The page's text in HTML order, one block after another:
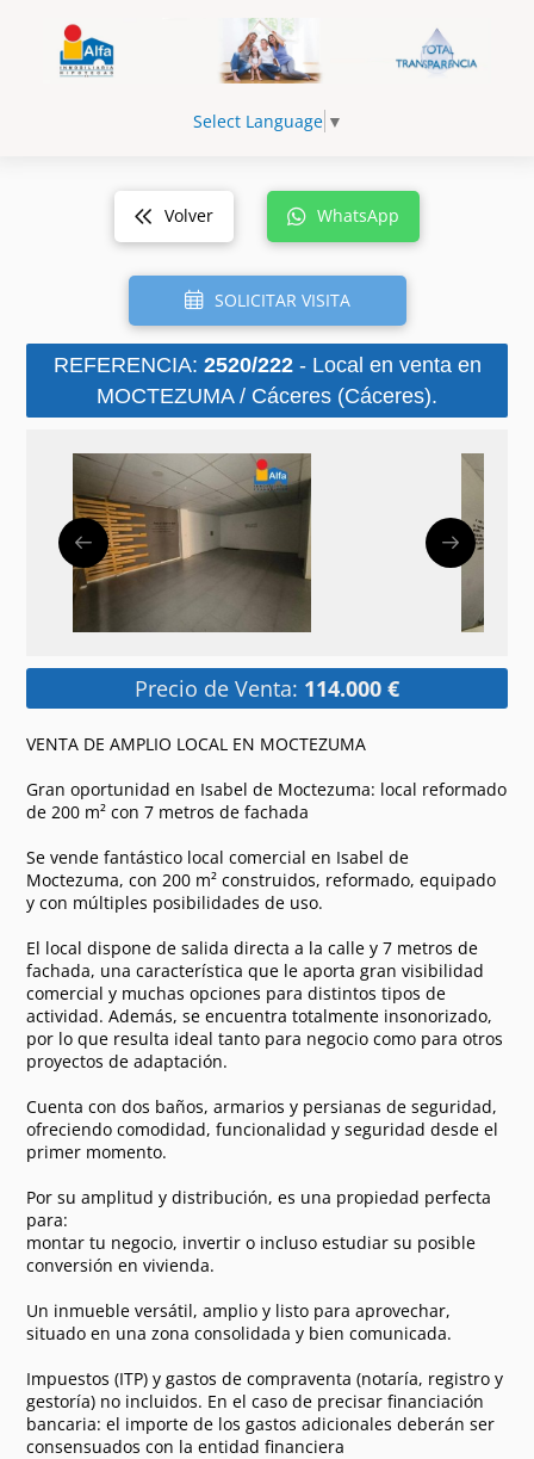
Select Language ▼
Volver WhatsApp
SOLICITAR VISITA
REFERENCIA: 2520/222- Local en venta en
MOCTEZUMA / Cáceres (Cáceres).
Precio de Venta: 114.000 €
VENTA DE AMPLIO LOCAL EN MOCTEZUMA
Gran oportunidad en Isabel de Moctezuma: local reformado
de 200 m² con 7 metros de fachada
Se vende fantástico local comercial en Isabel de
Moctezuma, con 200 m² construidos, reformado, equipado
y con múltiples posibilidades de uso.
El local dispone de salida directa a la calle y 7 metros de
fachada, una característica que le aporta gran visibilidad
comercial y muchas opciones para distintos tipos de
actividad. Además, se encuentra totalmente insonorizado,
por lo que resulta ideal tanto para negocio como para otros
proyectos de adaptación.
Cuenta con dos baños, armarios y persianas de seguridad,
ofreciendo comodidad, funcionalidad y seguridad desde el
primer momento.
Por su amplitud y distribución, es una propiedad perfecta
para:
montar tu negocio, invertir o incluso estudiar su posible
conversión en vivienda.
Un inmueble versátil, amplio y listo para aprovechar,
situado en una zona consolidada y bien comunicada.
Impuestos (ITP) y gastos de compraventa (notaría, registro y
gestoría) no incluidos. En el caso de precisar financiación
bancaria: el importe de los gastos adicionales deberán ser
consensuados con la entidad financiera